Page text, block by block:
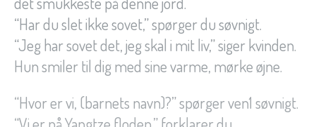
“Har du slet ikke sovet,” spørger du søvnigt.
“Jeg har sovet det, jeg skal i mit liv,” siger kvinden.
Hun smiler til dig med sine varme, mørke øjne.
“Hvor er vi, (barnets navn)?” spørger ven1 søvnigt.